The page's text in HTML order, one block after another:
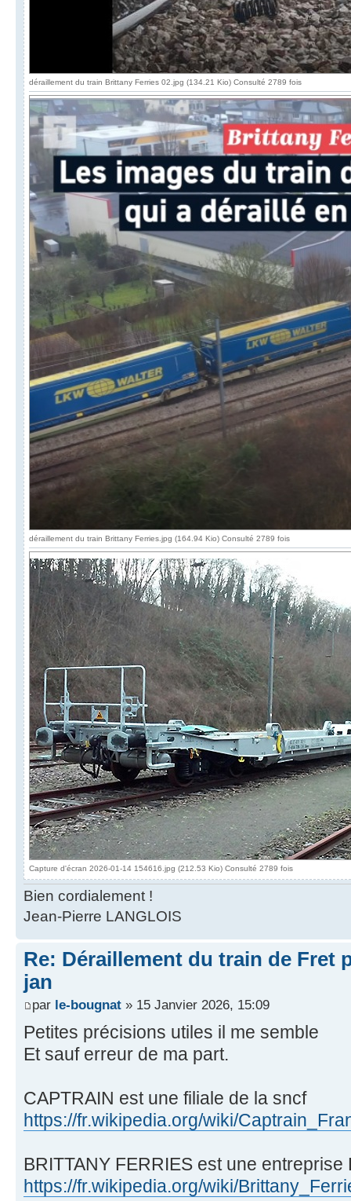
déraillement du train Brittany Ferries 02.jpg (134.21 Kio) Consulté 2789 fois
déraillement du train Brittany Ferries.jpg (164.94 Kio) Consulté 2789 fois
Capture d'écran 2026-01-14 154616.jpg (212.53 Kio) Consulté 2789 fois
Bien cordialement !
Jean-Pierre LANGLOIS
Re: Déraillement du train de Fret
jan
par le-bougnat » 15 Janvier 2026, 15:09
Petites précisions utiles il me semble
Et sauf erreur de ma part.
CAPTRAIN est une filiale de la sncf
https://fr.wikipedia.org/wiki/
BRITTANY FERRIES est une entreprise
https://fr.wikipedia.org/wiki/